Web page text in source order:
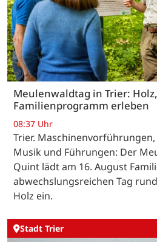
Meulenwaldtag in Trier:
Familienprogramm erleben
08:37 Uhr
Trier.
Musik und Führungen: Der
Quint lädt am 16. August
abwechslungsreichen Tag
Holz ein.
Stadt Trier